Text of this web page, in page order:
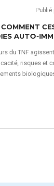
Publié
AUTO-
du TNF
risques et